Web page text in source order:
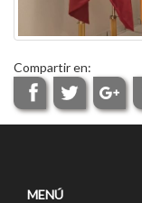
Compartir en:
MENÚ